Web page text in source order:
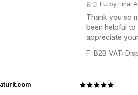
답글 EU by Final
Thank you so
been helpful
appreciate
F: B2B VAT: